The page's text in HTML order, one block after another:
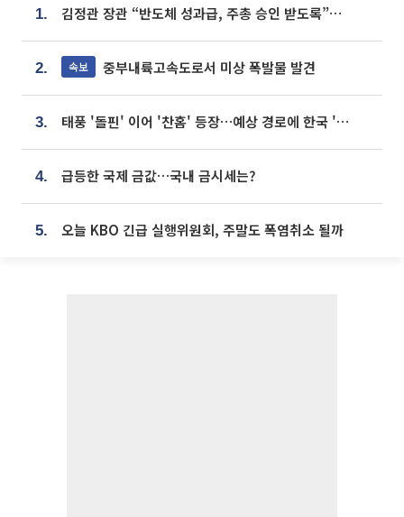
1. 김정관 장관 “반도체 성과급, 주총 승인 받도록”…상법·자본시장법 개정 시사
2. 속보 중부내륙고속도로서 미상 폭발물 발견
3. 태풍 '돌핀' 이어 '찬홈' 등장…예상 경로에 한국 '한숨'
4. 급등한 국제 금값…국내 금시세는?
5. 오늘 KBO 긴급 실행위원회, 주말도 폭염취소 될까